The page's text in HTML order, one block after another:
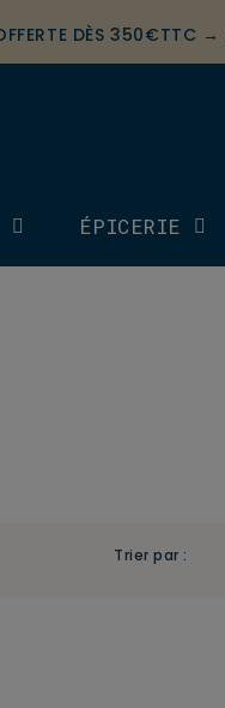
DÈS 350€TTC →
ÉPICERIE
Trier par :